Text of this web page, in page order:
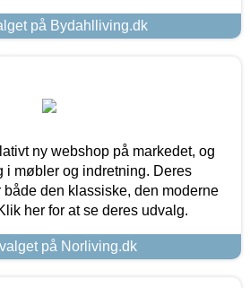
på Bydahlliving.dk
ny webshop på markedet, og
i møbler og indretning. Deres
den klassiske, den moderne
her for at se deres udvalg.
på Norliving.dk